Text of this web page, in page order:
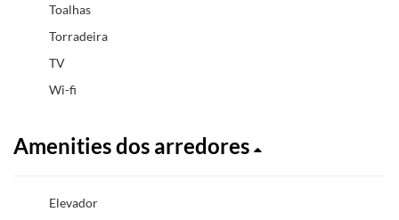
Toalhas
Torradeira
TV
Wi-fi
Amenities dos arredores
Elevador